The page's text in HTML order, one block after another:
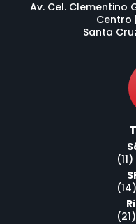
Av. Cel. Clementino
Centro
Santa